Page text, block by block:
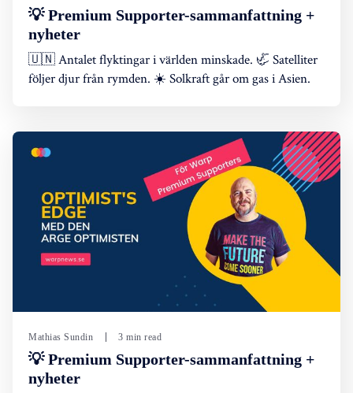
💡 Premium Supporter-sammanfattning +
nyheter
🇺🇳 Antalet flyktingar i världen minskade. 🦏 Satelliter
följer djur från rymden. ☀️ Solkraft går om gas i Asien.
Mathias Sundin 3 min read
💡 Premium Supporter-sammanfattning +
nyheter